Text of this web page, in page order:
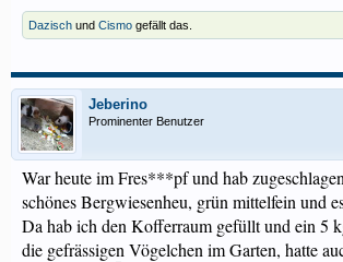
Dazisch und Cismo gefällt das.
Jeberino
Prominenter Benutzer
War heute im Fres***pf und hab
schönes Bergwiesenheu, grün mittelfein und
Da hab ich den Kofferraum gefüllt und ein 5
die gefrässigen Vögelchen im Garten, hatte